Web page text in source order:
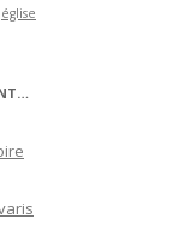
église